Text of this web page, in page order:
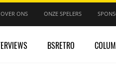
OVER ONS ONZE SPELERS
BSRETRO